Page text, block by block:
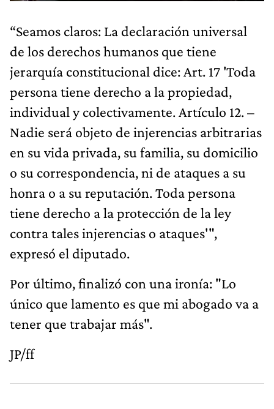
“Seamos claros: La declaración universal
de los derechos humanos que tiene
jerarquía constitucional dice: Art. 17 'Toda
persona tiene derecho a la propiedad,
individual y colectivamente. Artículo 12. –
Nadie será objeto de injerencias arbitrarias
en su vida privada, su familia, su domicilio
o su correspondencia, ni de ataques a su
honra o a su reputación. Toda persona
tiene derecho a la protección de la ley
contra tales injerencias o ataques'",
expresó el diputado.
Por último, finalizó con una ironía: "Lo
único que lamento es que mi abogado va a
tener que trabajar más".
JP/ff